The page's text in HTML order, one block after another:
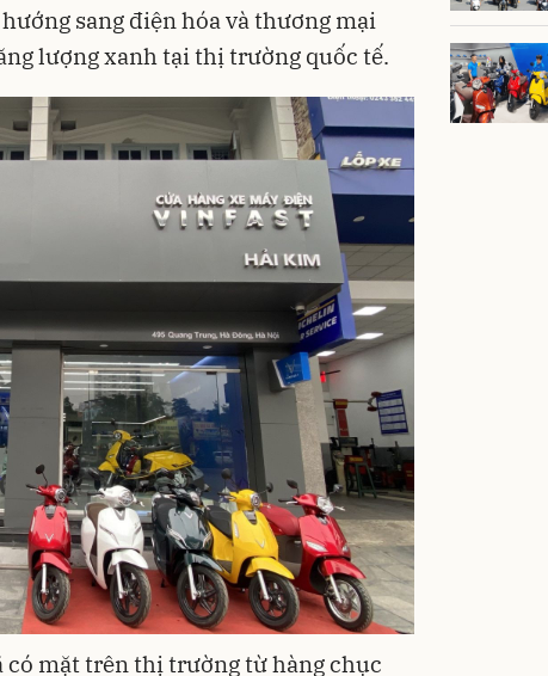
sang điện hóa và thương mại
lượng xanh tại thị trường quốc tế.
có mặt trên thị trường từ hàng chục